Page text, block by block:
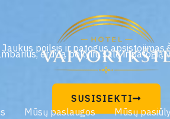
Mūsų paslaugos Mūsų
Jaukus poilsis ir patogus apsistojimas
erdvią pokylių salę ir
SUSISIEKTI